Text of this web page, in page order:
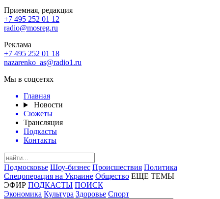
Приемная, редакция
+7 495 252 01 12
radio@mosreg.ru
Реклама
+7 495 252 01 18
nazarenko_as@radio1.ru
Мы в соцсетях
Главная
Новости
Сюжеты
Трансляция
Подкасты
Контакты
Подмосковье Шоу-бизнес Происшествия Политика
Спецоперация на Украине Общество ЕЩЕ ТЕМЫ
ЭФИР ПОДКАСТЫ ПОИСК
Экономика Культура Здоровье Спорт